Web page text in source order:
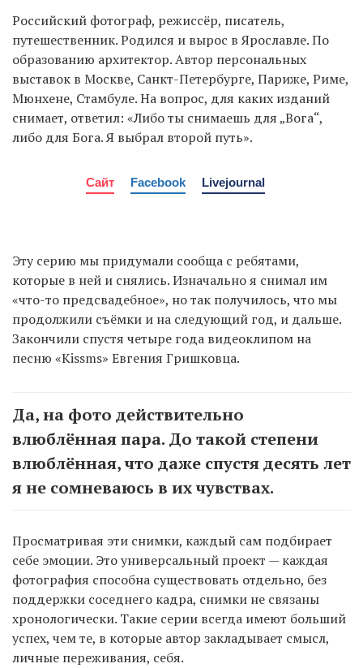
Российский фотограф, режиссёр, писатель,
путешественник. Родился и вырос в Ярославле. По
образованию архитектор. Автор персональных
выставок в Москве, Санкт-Петербурге, Париже, Риме,
Мюнхене, Стамбуле. На вопрос, для каких изданий
снимает, ответил: «Либо ты снимаешь для „Вога“,
либо для Бога. Я выбрал второй путь».
Сайт Facebook Livejournal
Эту серию мы придумали сообща с ребятами,
которые в ней и снялись. Изначально я снимал им
«что-то предсвадебное», но так получилось, что мы
продолжили съёмки и на следующий год, и дальше.
Закончили спустя четыре года видеоклипом на
песню «Kissms» Евгения Гришковца.
Да, на фото действительно
влюблённая пара. До такой степени
влюблённая, что даже спустя десять лет
я не сомневаюсь в их чувствах.
Просматривая эти снимки, каждый сам подбирает
себе эмоции. Это универсальный проект — каждая
фотография способна существовать отдельно, без
поддержки соседнего кадра, снимки не связаны
хронологически. Такие серии всегда имеют больший
успех, чем те, в которые автор закладывает смысл,
личные переживания, себя.